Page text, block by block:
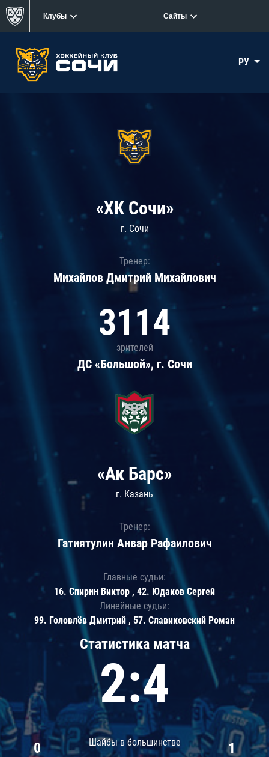
Клубы Сайты
РУ
«ХК Сочи»
г. Сочи
Тренер:
Михайлов Дмитрий Михайлович
3114
зрителей
ДС «Большой», г. Сочи
Статистика матча
2:4
Шайбы в большинстве
0 1
«Ак Барс»
г. Казань
Тренер:
Гатиятулин Анвар Рафаилович
Главные судьи:
16. Спирин Виктор , 42. Юдаков Сергей
Линейные судьи:
99. Головлёв Дмитрий , 57. Славиковский Роман